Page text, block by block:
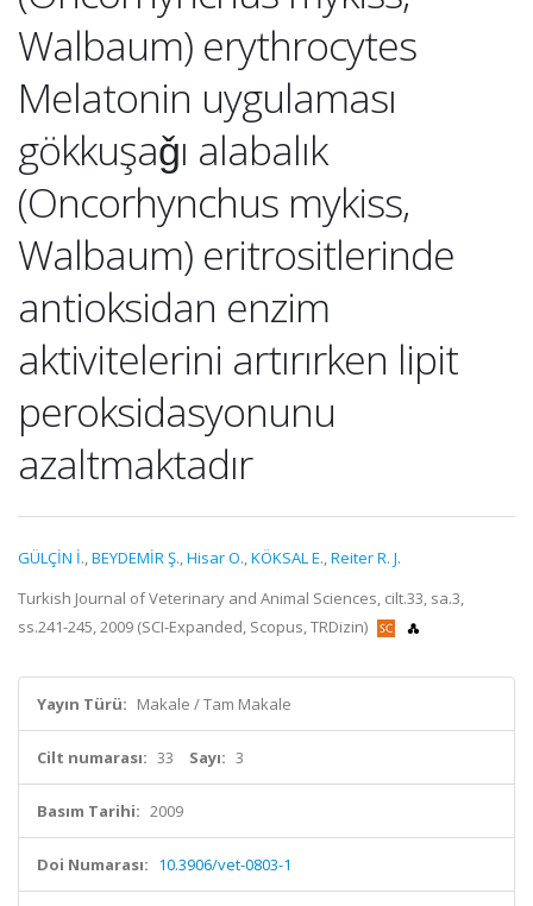
Walbaum) erythrocytes
Melatonin uygulaması
gökkuşaǧı alabalık
(Oncorhynchus mykiss,
Walbaum) eritrositlerinde
antioksidan enzim
aktivitelerini artırırken lipit
peroksidasyonunu
azaltmaktadır
GÜLÇİN İ.,BEYDEMİR Ş.,Hisar O.,KÖKSAL E.,Reiter R. J.
Turkish Journal of Veterinary and Animal Sciences, cilt.33, sa.3,
ss.241-245, 2009 (SCI-Expanded, Scopus, TRDizin)
Yayın Türü: Makale / Tam Makale
Cilt numarası: 33 Sayı: 3
Basım Tarihi: 2009
Doi Numarası: 10.3906/vet-0803-1